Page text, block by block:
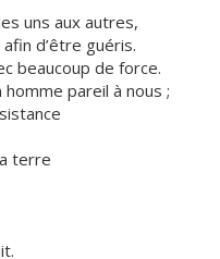
uns aux autres,
d’être guéris.
beaucoup de force.
pareil à nous ;
terre